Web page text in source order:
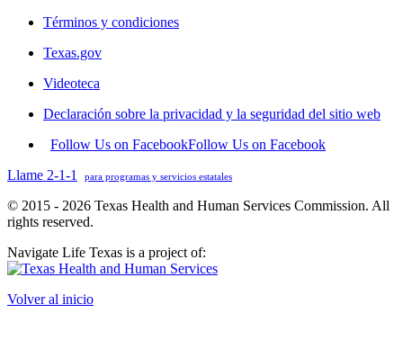
Términos y condiciones
Texas.gov
Videoteca
Declaración sobre la privacidad y la seguridad del sitio web
Follow Us on FacebookFollow Us on Facebook
Llame 2-1-1
para programas y servicios estatales
© 2015 - 2026 Texas Health and Human Services Commission. All
rights reserved.
Navigate Life Texas is a project of:
Volver al inicio